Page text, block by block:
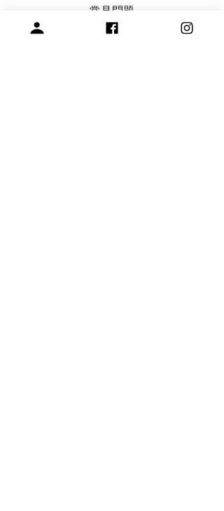
已告知瑕疵出清商品。
已拆封使用過的商品。
木材製品，無法因認知不同要求退貨
常見問題
會員註冊，商品訂購與付款說明